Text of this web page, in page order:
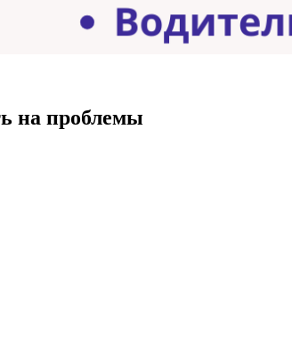
на проблемы